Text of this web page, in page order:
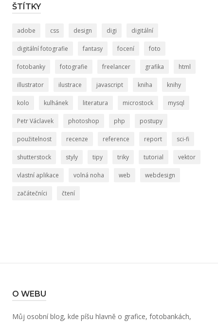
ŠTÍTKY
adobe css design digi digitální
digitální fotografie fantasy focení foto
fotobanky fotografie freelancer grafika html
illustrator ilustrace javascript kniha knihy
kolo kulhánek literatura microstock mysql
Petr Václavek photoshop php postupy
použitelnost recenze reference report sci-fi
shutterstock styly tipy triky tutorial vektor
vlastní aplikace volná noha web webdesign
začátečníci čtení
O WEBU
Můj osobní blog, kde píšu hlavně o grafice, fotobankách,